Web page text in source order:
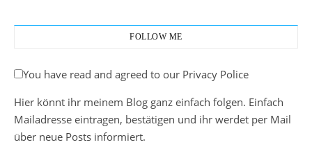
FOLLOW ME
You have read and agreed to our Privacy Police
Hier könnt ihr meinem Blog ganz einfach folgen. Einfach
Mailadresse eintragen, bestätigen und ihr werdet per Mail
über neue Posts informiert.